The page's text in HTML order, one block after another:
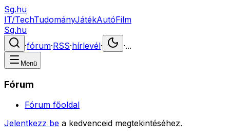
Sg.hu
IT/TechTudományJátékAutóFilm
Sg.hu
·fórum·RSS·hírlevél· ·...
Menü
Fórum
Fórum főoldal
Jelentkezz be a kedvenceid megtekintéséhez.